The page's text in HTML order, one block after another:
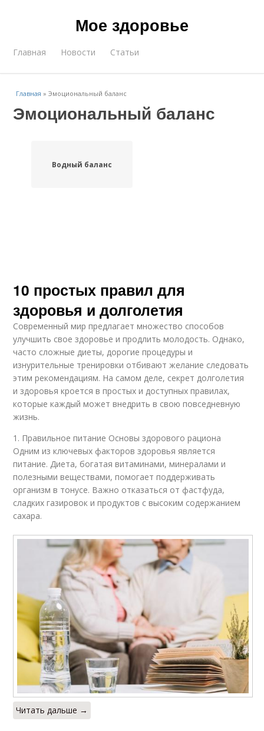
Мое здоровье
Главная Новости Статьи
Главная »Эмоциональный баланс
Эмоциональный баланс
Водный баланс
10 простых правил для
здоровья и долголетия
Современный мир предлагает множество способов
улучшить свое здоровье и продлить молодость. Однако,
часто сложные диеты, дорогие процедуры и
изнурительные тренировки отбивают желание следовать
этим рекомендациям. На самом деле, секрет долголетия
и здоровья кроется в простых и доступных правилах,
которые каждый может внедрить в свою повседневную
жизнь.
1. Правильное питание Основы здорового рациона
Одним из ключевых факторов здоровья является
питание. Диета, богатая витаминами, минералами и
полезными веществами, помогает поддерживать
организм в тонусе. Важно отказаться от фастфуда,
сладких газировок и продуктов с высоким содержанием
сахара.
Читать дальше →